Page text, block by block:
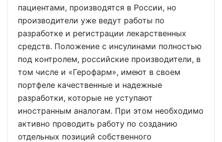
пациентами, производятся в России, но
производители уже ведут работы по
разработке и регистрации лекарственных
средств. Положение с инсулинами полностью
под контролем, российские производители, в
том числе и «Герофарм», имеют в своем
портфеле качественные и надежные
разработки, которые не уступают
иностранным аналогам. При этом необходимо
активно проводить работу по созданию
отдельных позиций собственного